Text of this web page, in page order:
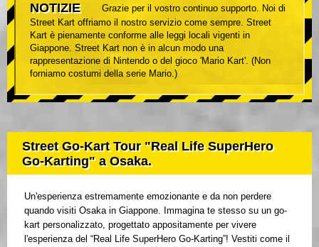
NOTIZIE
Grazie per il vostro continuo supporto. Noi di
Street Kart offriamo il nostro servizio come sempre. Street
Kart è pienamente conforme alle leggi locali vigenti in
Giappone. Street Kart non è in alcun modo una
rappresentazione di Nintendo o del gioco 'Mario Kart'. (Non
forniamo costumi della serie Mario.)
Street Go-Kart Tour "Real Life SuperHero
Go-Karting" a Osaka.
Un'esperienza estremamente emozionante e da non perdere
quando visiti Osaka in Giappone. Immagina te stesso su un go-
kart personalizzato, progettato appositamente per vivere
l'esperienza del “Real Life SuperHero Go-Karting”! Vestiti come il